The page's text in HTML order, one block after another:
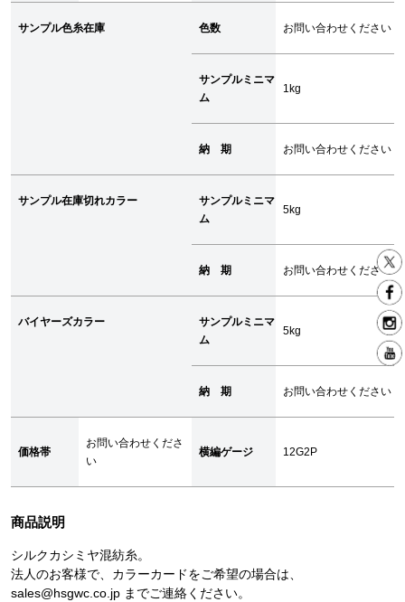
サンプル色糸在庫 色数 お問い合わせください
サンプルミニマ
ム
1kg
納 期 お問い合わせください
サンプル在庫切れカラー
サンプルミニマ
ム
5kg
納 期 お問い合わせくださ
バイヤーズカラー
サンプルミニマ
ム
5kg
納 期 お問い合わせください
価格帯
お問い合わせくださ
い
横編ゲージ 12G2P
商品説明
シルクカシミヤ混紡糸。
法人のお客様で、カラーカードをご希望の場合は、
sales@hsgwc.co.jp までご連絡ください。